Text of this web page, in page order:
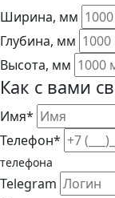
Ширина, мм
Глубина, мм
Высота, мм
Как с вами
Имя*
Телефон*
телефона
Telegram